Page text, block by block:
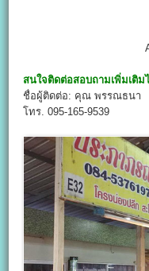
สนใจติดต่อสอบถามเพิ่มเติม
ชื่อผู้ติดต่อ: คุณ พรรณธนา
โทร. 095-165-9539